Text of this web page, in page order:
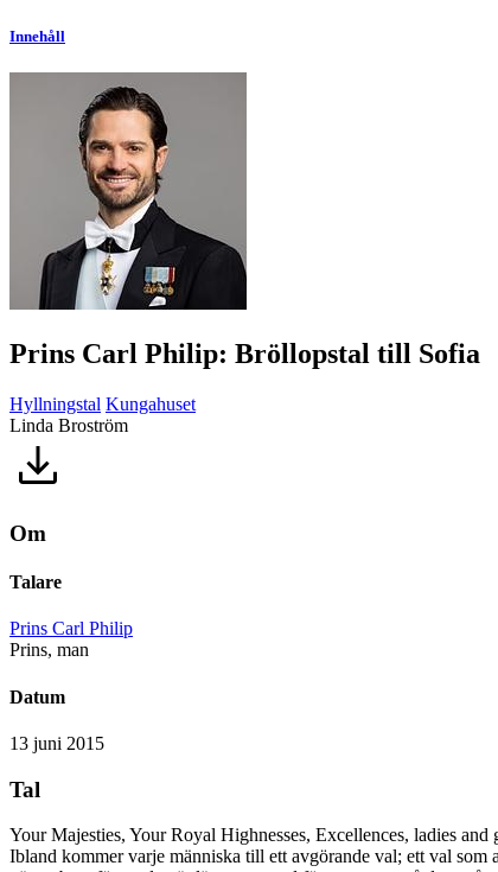
Innehåll
Prins Carl Philip: Bröllopstal till Sofia
Hyllningstal Kungahuset
Linda Broström
Om
Talare
Prins Carl Philip
Prins, man
Datum
13 juni 2015
Tal
Your Majesties, Your Royal Highnesses, Excellences, ladies
Ibland kommer varje människa till ett avgörande val; ett val